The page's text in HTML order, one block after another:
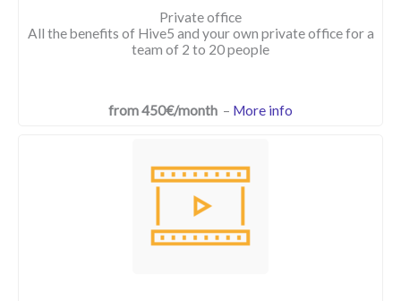
Private office
All the benefits of Hive5 and your own private office for a
team of 2 to 20 people
from 450€/month – More info